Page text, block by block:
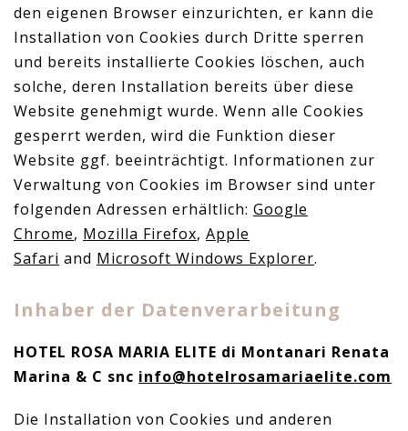
den eigenen Browser einzurichten, er kann die
Installation von Cookies durch Dritte sperren
und bereits installierte Cookies löschen, auch
solche, deren Installation bereits über diese
Website genehmigt wurde. Wenn alle Cookies
gesperrt werden, wird die Funktion dieser
Website ggf. beeinträchtigt. Informationen zur
Verwaltung von Cookies im Browser sind unter
folgenden Adressen erhältlich: Google
Chrome, Mozilla Firefox, Apple
Safari and Microsoft Windows Explorer.
Inhaber der Datenverarbeitung
HOTEL ROSA MARIA ELITE di Montanari Renata
Marina & C snc info@hotelrosamariaelite.com
Die Installation von Cookies und anderen